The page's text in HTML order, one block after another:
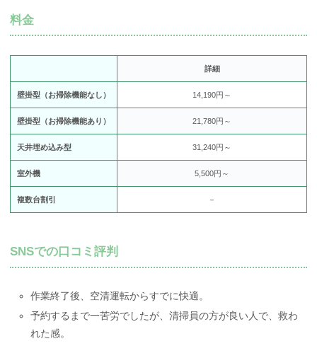
料金
詳細
壁掛型（お掃除機能なし） 14,190円～
壁掛型（お掃除機能あり） 21,780円～
天井埋め込み型 31,240円～
室外機 5,500円～
複数台割引 －
SNSでの口コミ評判
作業終了後、空清運転からすでに快適。
予約するまで一苦労でしたが、清掃員の方が良い人で、救わ
れた感。